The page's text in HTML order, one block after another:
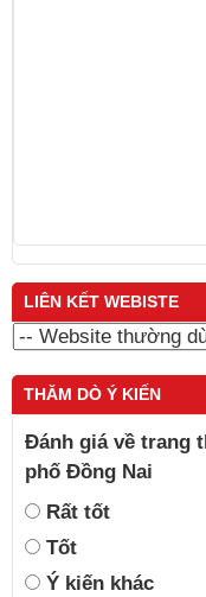
LIÊN KẾT WEBISTE
THĂM DÒ Ý KIẾN
Đánh giá về trang
phố Đồng Nai
Rất tốt
Tốt
Ý kiến khác